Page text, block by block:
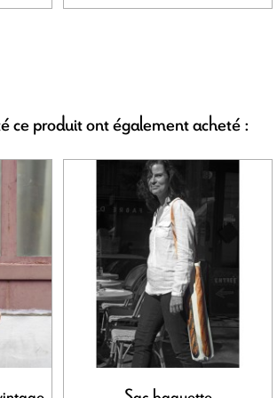
ce produit ont également acheté :